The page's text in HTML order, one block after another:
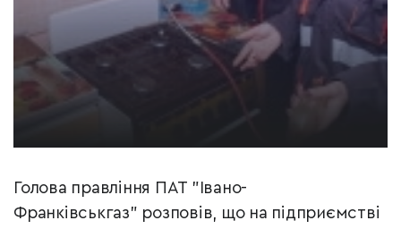
Голова правління ПАТ "Івано-
Франківськгаз" розповів, що на підприємстві